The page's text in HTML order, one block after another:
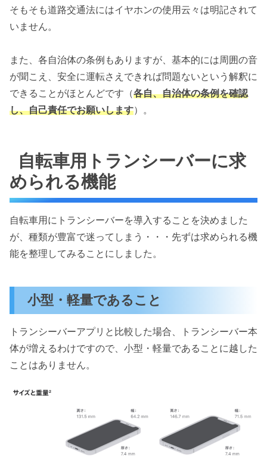
そもそも道路交通法にはイヤホンの使用云々は明記されて
いません。
また、各自治体の条例もありますが、基本的には周囲の音
が聞こえ、安全に運転さえできれば問題ないという解釈に
できることがほとんどです（各自、自治体の条例を確認
し、自己責任でお願いします）。
自転車用トランシーバーに求
められる機能
自転車用にトランシーバーを導入することを決めました
が、種類が豊富で迷ってしまう・・・先ずは求められる機
能を整理してみることにしました。
小型・軽量であること
トランシーバーアプリと比較した場合、トランシーバー本
体が増えるわけですので、小型・軽量であることに越した
ことはありません。